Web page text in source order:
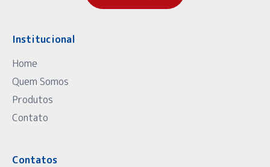
Institucional
Home
Quem Somos
Produtos
Contato
Contatos